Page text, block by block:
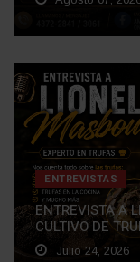
ENTREVISTAS
ENTREVISTA A
CULTIVO DE
Julio 24, 2026